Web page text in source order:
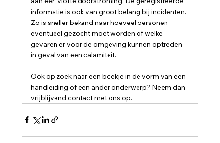
informatie is ook van groot belang bij incidenten.
Zo is sneller bekend naar hoeveel personen
eventueel gezocht moet worden of welke
gevaren er voor de omgeving kunnen optreden
in geval van een calamiteit.
Ook op zoek naar een boekje in de vorm van een
handleiding of een ander onderwerp? Neem dan
vrijblijvend contact met ons op.